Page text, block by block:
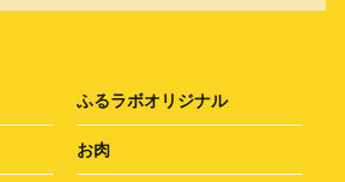
ふるラボオリジナル
お肉